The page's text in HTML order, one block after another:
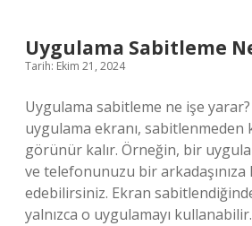
Uygulama Sabitleme
Tarih: Ekim 21, 2024
Uygulama sabitleme ne işe
uygulama ekranı, sabitlenmeden
görünür kalır. Örneğin, bir
ve telefonunuzu bir arkadaşınıza
edebilirsiniz. Ekran
yalnızca o uygulamayı